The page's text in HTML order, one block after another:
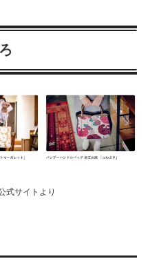
式サイトより